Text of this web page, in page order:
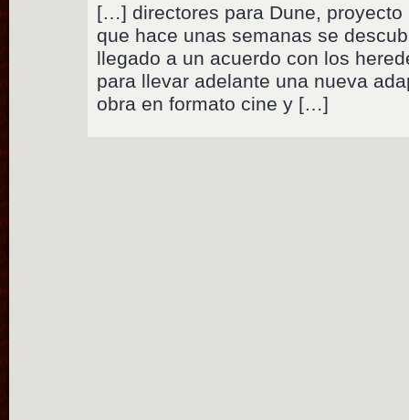
[…] directores para Dune, proyecto
que hace unas semanas se
llegado a un acuerdo con los
para llevar adelante una nueva
obra en formato cine y […]